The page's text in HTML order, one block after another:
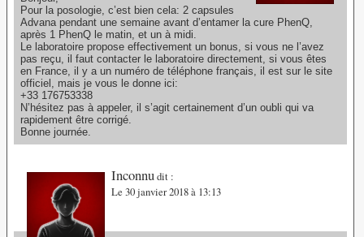
Pour la posologie, c’est bien cela: 2 capsules
Advana pendant une semaine avant d’entamer la cure PhenQ,
après 1 PhenQ le matin, et un à midi.
Le laboratoire propose effectivement un bonus, si vous ne l’avez
pas reçu, il faut contacter le laboratoire directement, si vous êtes
en France, il y a un numéro de téléphone français, il est sur le site
officiel, mais je vous le donne ici:
+33 176753338
N’hésitez pas à appeler, il s’agit certainement d’un oubli qui va
rapidement être corrigé.
Bonne journée.
Inconnudit :
Le 30 janvier 2018 à 13:13